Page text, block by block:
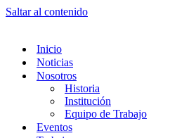
Saltar al contenido
Inicio
Noticias
Nosotros
Historia
Institución
Equipo de Trabajo
Eventos